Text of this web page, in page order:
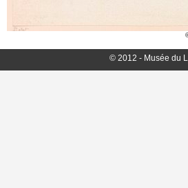
© 2012 - Musée du